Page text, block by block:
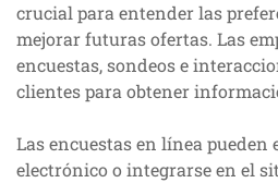
crucial para entender las
mejorar futuras ofertas. Las
encuestas, sondeos e
clientes para obtener
Las encuestas en línea pueden
electrónico o integrarse en el